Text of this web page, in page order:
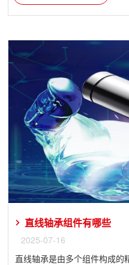
直线轴承组件有哪些
2025-07-16
直线轴承​是由多个组件构成